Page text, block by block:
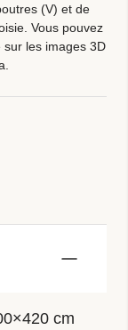
(V) et de
Vous pouvez
les images 3D
cm